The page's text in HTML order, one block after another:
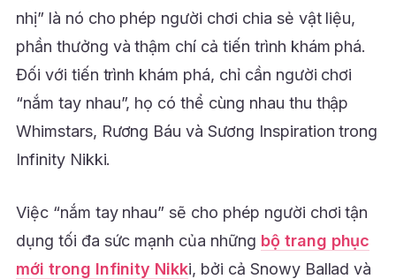
nhị” là nó cho phép người chơi chia sẻ vật liệu,
phần thưởng và thậm chí cả tiến trình khám phá.
Đối với tiến trình khám phá, chỉ cần người chơi
“nắm tay nhau”, họ có thể cùng nhau thu thập
Whimstars, Rương Báu và Sương Inspiration trong
Infinity Nikki.
Việc “nắm tay nhau” sẽ cho phép người chơi tận
dụng tối đa sức mạnh của những bộ trang phục
mới trong Infinity Nikki, bởi cả Snowy Ballad và